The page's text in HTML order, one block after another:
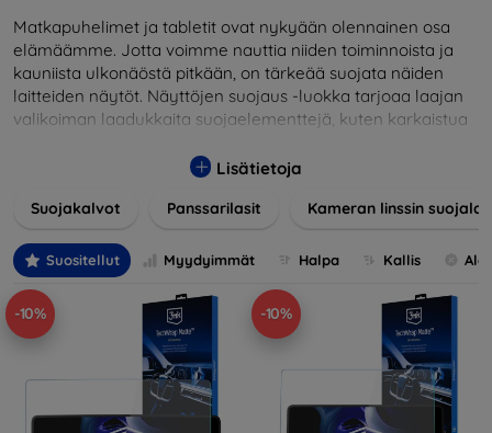
Matkapuhelimet ja tabletit ovat nykyään olennainen osa
elämäämme. Jotta voimme nauttia niiden toiminnoista ja
kauniista ulkonäöstä pitkään, on tärkeää suojata näiden
laitteiden näytöt. Näyttöjen suojaus -luokka tarjoaa laajan
valikoiman laadukkaita suojaelementtejä, kuten karkaistua
turvallisuuden ja pidentävät näyttöjen käyttöikää. Karkaistu
kun taas kalvot suojaavat pieniltä vaurioilta ja minimoivat
suojaa investointisi jokapäiväisiltä sudenkuopilta.
Valikoimassamme on tuotteita, jotka ovat yhteensopivia
useiden eri merkkien ja mallien kanssa, mikä takaa, että
jokainen asiakas löytää laitteelleen ihanteellisen suojan.
Lisätietoja
Suojakalvot Panssarilasit Kameran linssin
Suositellut Myydyimmät Halpa Kallis
-10% -10%